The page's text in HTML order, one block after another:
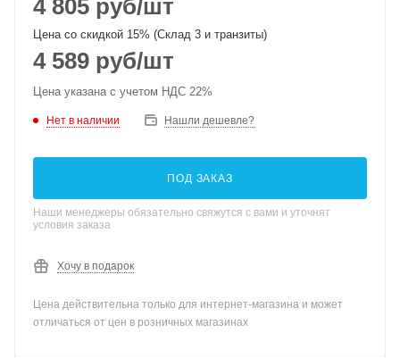
4 805 руб/шт
Цена со скидкой 15% (Склад 3 и транзиты)
4 589 руб/шт
Цена указана с учетом НДС 22%
Нет в наличии Нашли дешевле?
ПОД ЗАКАЗ
Наши менеджеры обязательно свяжутся с вами и уточнят
условия заказа
Хочу в подарок
Цена действительна только для интернет-магазина и может
отличаться от цен в розничных магазинах